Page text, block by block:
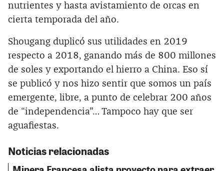
nutrientes y hasta avistamiento de orcas en
cierta temporada del año.
Shougang duplicó sus utilidades en 2019
respecto a 2018, ganando más de 800 millones
de soles y exportando el hierro a China. Eso sí
se publicó y nos hizo sentir que somos un país
emergente, libre, a punto de celebrar 200 años
de “independencia”… Tampoco hay que ser
aguafiestas.
Noticias relacionadas